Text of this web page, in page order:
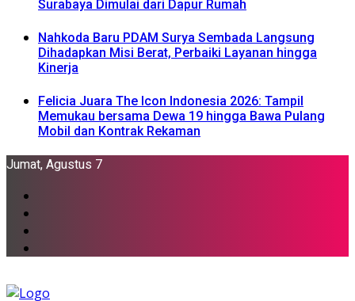
Surabaya Dimulai dari Dapur Rumah
Nahkoda Baru PDAM Surya Sembada Langsung
Dihadapkan Misi Berat, Perbaiki Layanan hingga
Kinerja
Felicia Juara The Icon Indonesia 2026: Tampil
Memukau bersama Dewa 19 hingga Bawa Pulang
Mobil dan Kontrak Rekaman
Jumat, Agustus 7